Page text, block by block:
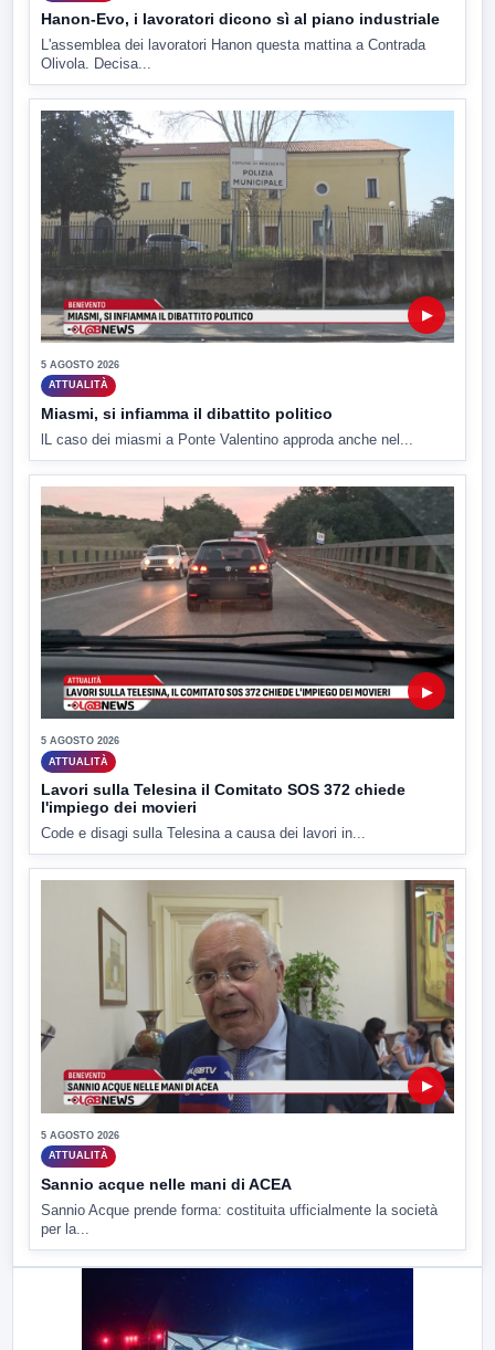
Hanon-Evo, i lavoratori dicono sì al piano industriale
L'assemblea dei lavoratori Hanon questa mattina a Contrada
Olivola. Decisa...
▶
5 AGOSTO 2026
ATTUALITÀ
Miasmi, si infiamma il dibattito politico
lL caso dei miasmi a Ponte Valentino approda anche nel...
▶
5 AGOSTO 2026
ATTUALITÀ
Lavori sulla Telesina il Comitato SOS 372 chiede
l'impiego dei movieri
Code e disagi sulla Telesina a causa dei lavori in...
▶
5 AGOSTO 2026
ATTUALITÀ
Sannio acque nelle mani di ACEA
Sannio Acque prende forma: costituita ufficialmente la società
per la...